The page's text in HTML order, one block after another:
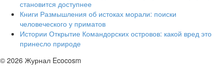
становится доступнее
Книги Размышления об истоках морали: поиски
человеческого у приматов
Истории Открытие Командорских островов: какой вред это
принесло природе
© 2026 Журнал Ecocosm